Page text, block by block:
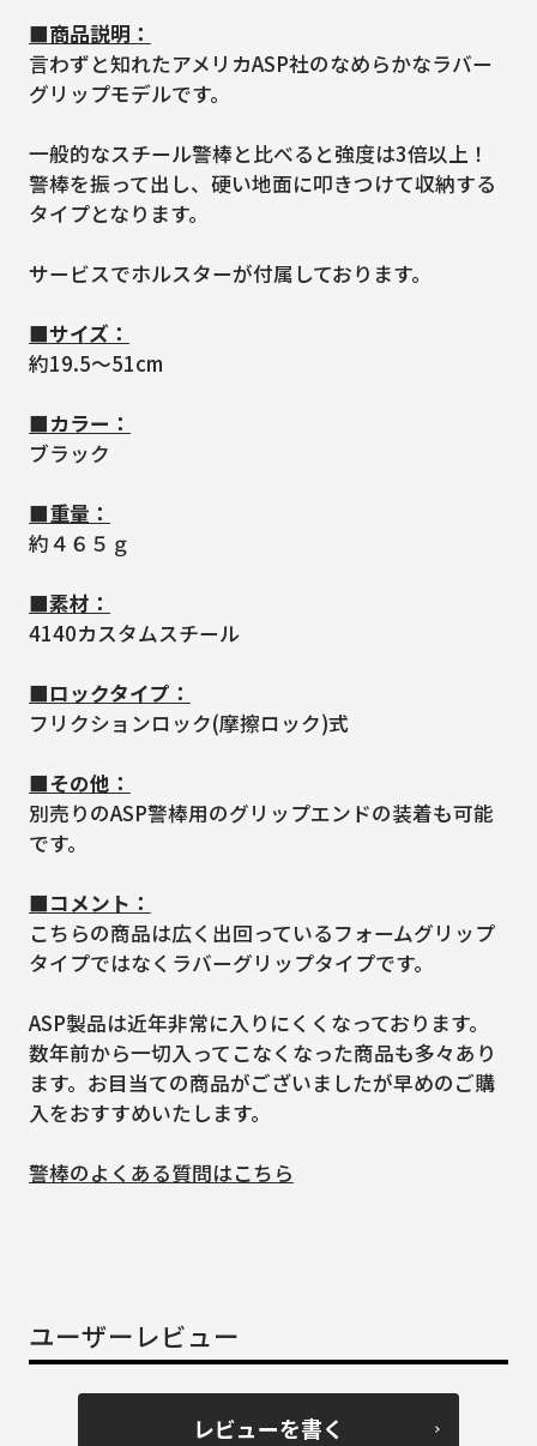
■商品説明：
言わずと知れたアメリカASP社のなめらかなラバー
グリップモデルです。
一般的なスチール警棒と比べると強度は3倍以上！
警棒を振って出し、硬い地面に叩きつけて収納する
タイプとなります。
サービスでホルスターが付属しております。
■サイズ：
約19.5～51cm
■カラー：
ブラック
■重量：
約４６５ｇ
■素材：
4140カスタムスチール
■ロックタイプ：
フリクションロック(摩擦ロック)式
■その他：
別売りのASP警棒用のグリップエンドの装着も可能
です。
■コメント：
こちらの商品は広く出回っているフォームグリップ
タイプではなくラバーグリップタイプです。
ASP製品は近年非常に入りにくくなっております。
数年前から一切入ってこなくなった商品も多々あり
ます。お目当ての商品がございましたが早めのご購
入をおすすめいたします。
警棒のよくある質問はこちら
ユーザーレビュー
レビューを書く